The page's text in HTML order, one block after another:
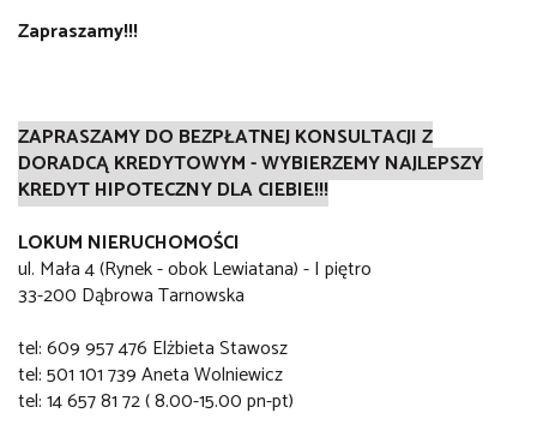
Zapraszamy!!!
ZAPRASZAMY DO BEZPŁATNEJ KONSULTACJI Z
DORADCĄ KREDYTOWYM - WYBIERZEMY NAJLEPSZY
KREDYT HIPOTECZNY DLA CIEBIE!!!
LOKUM NIERUCHOMOŚCI
ul. Mała 4 (Rynek - obok Lewiatana) - I piętro
33-200 Dąbrowa Tarnowska
tel: 609 957 476 Elżbieta Stawosz
tel: 501 101 739 Aneta Wolniewicz
tel: 14 657 81 72 ( 8.00-15.00 pn-pt)